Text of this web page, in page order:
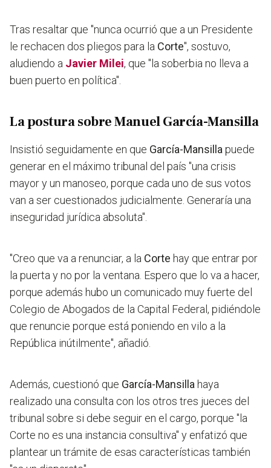
Tras resaltar que "nunca ocurrió que a un Presidente
le rechacen dos pliegos para la Corte", sostuvo,
aludiendo a Javier Milei, que "la soberbia no lleva a
buen puerto en política".
La postura sobre Manuel García-Mansilla
Insistió seguidamente en que García-Mansilla puede
generar en el máximo tribunal del país "una crisis
mayor y un manoseo, porque cada uno de sus votos
van a ser cuestionados judicialmente. Generaría una
inseguridad jurídica absoluta".
"Creo que va a renunciar, a la Corte hay que entrar por
la puerta y no por la ventana. Espero que lo va a hacer,
porque además hubo un comunicado muy fuerte del
Colegio de Abogados de la Capital Federal, pidiéndole
que renuncie porque está poniendo en vilo a la
República inútilmente", añadió.
Además, cuestionó que García-Mansilla haya
realizado una consulta con los otros tres jueces del
tribunal sobre si debe seguir en el cargo, porque "la
Corte no es una instancia consultiva" y enfatizó que
plantear un trámite de esas características también